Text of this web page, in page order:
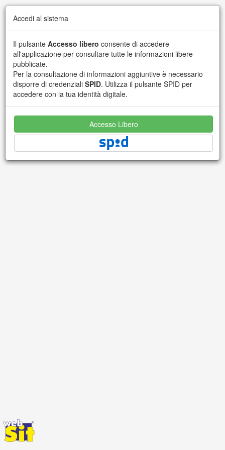
Accedi al sistema
Il pulsante Accesso libero consente di accedere
all'applicazione per consultare tutte le informazioni libere
pubblicate.
Per la consultazione di informazioni aggiuntive è necessario
disporre di credenziali SPID. Utilizza il pulsante SPID per
accedere con la tua identità digitale.
Accesso Libero